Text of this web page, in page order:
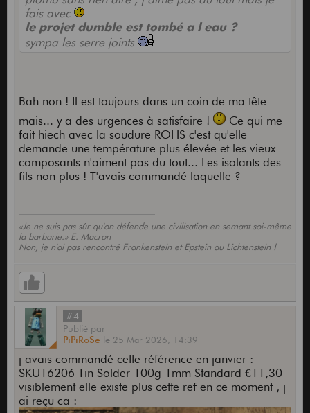
fais avec
le projet dumble est tombé a l eau ?
sympa les serre joints
Bah non ! Il est toujours dans un coin de ma tête
mais... y a des urgences à satisfaire !
Ce qui me
fait hiech avec la soudure ROHS c'est qu'elle
demande une température plus élevée et les vieux
composants n'aiment pas du tout... Les isolants des
fils non plus ! T'avais commandé laquelle ?
«Je ne suis pas sûr qu'on défende une civilisation en semant soi-même
la barbarie.» E. Macron
Non, je n'ai pas rencontré Frankenstein et Epstein au Lichtenstein !
#4
Publié par
PiPiRoSe le 25 Mar 2026, 14:39
j avais commandé cette référence en janvier :
SKU16206 Tin Solder 100g 1mm Standard €11,30
visiblement elle existe plus cette ref en ce moment , j
ai reçu ca :